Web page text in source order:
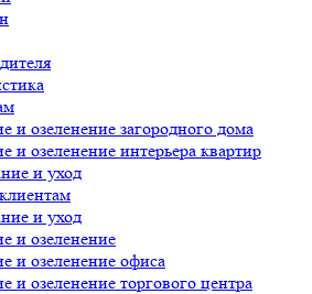
и озеленение загородного дома
и озеленение интерьера квартир
и уход
и уход
и озеленение
и озеленение офиса
и озеленение торгового центра